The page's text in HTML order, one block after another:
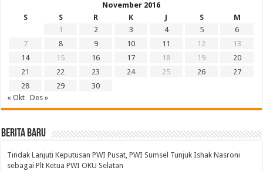
November 2016
S
S R K J S
M
1
2 3 4 5
6
7
8 9 10 11 12
13
14
15 16 17 18 19
20
21
22 23 24 25 26
27
28
29
30
« Okt
Des »
BERITA BARU
Tindak Lanjuti Keputusan PWI Pusat, PWI Sumsel Tunjuk Ishak Nasroni
sebagai Plt Ketua PWI OKU Selatan